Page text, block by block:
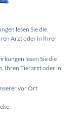
lesen Sie die
Arzt oder in Ihrer
lesen Sie die
Ihren Tierarzt oder in
vor Ort